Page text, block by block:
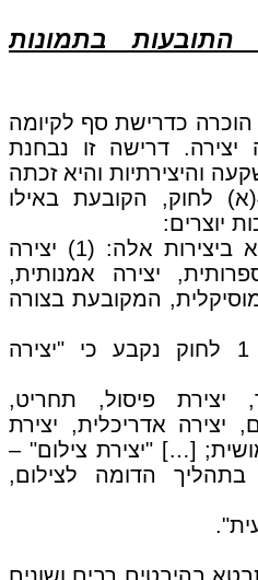
התובעות בתמונות
הוכרה כדרישת סף לקיומה
יצירה. דרישה זו נבחנת
והיצירתיות והיא זכתה
לעיגון בהוראת סעיף 4(א) לחוק, הקובעת באילו
יוצרים:
"4. (א) זכות יוצרים תהא ביצירות אלה: (1) יצירה
יצירה אמנותית,
המקובעת בצורה
אשר לתמונות, בסעיף 1 לחוק נקבע כי "יצירה
יצירת פיסול, תחריט,
יצירה אדריכלית, יצירת
[…] "יצירת צילום" –
הדומה לצילום,
בהיבטים רבים ושונים